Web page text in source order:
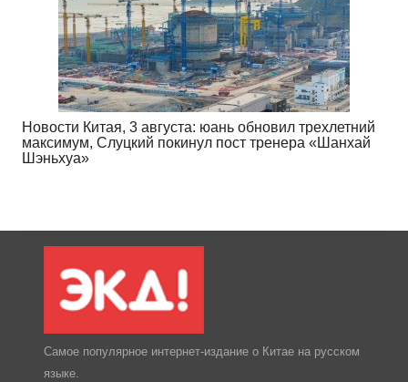
Новости Китая, 3 августа: юань обновил трехлетний
максимум, Слуцкий покинул пост тренера «Шанхай
Шэньхуа»
Самое популярное интернет-издание о Китае на русском
языке.